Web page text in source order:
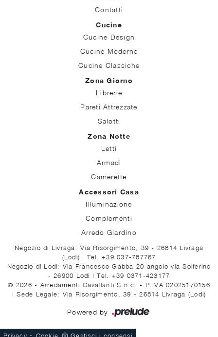
Contatti
Cucine
Cucine Design
Cucine Moderne
Cucine Classiche
Zona Giorno
Librerie
Pareti Attrezzate
Salotti
Zona Notte
Letti
Armadi
Camerette
Accessori Casa
Illuminazione
Complementi
Arredo Giardino
Negozio di Livraga: Via Risorgimento, 39 - 26814 Livraga
(Lodi) | Tel. +39 037-787767
Negozio di Lodi: Via Francesco Gabba 20 angolo via Solferino
- 26900 Lodi |Tel. +39 0371-423177
© 2026 - Arredamenti Cavallanti S.n.c. - P.IVA 02025170156
|Sede Legale: Via Risorgimento, 39 - 26814 Livraga (Lodi)
Powered by
-